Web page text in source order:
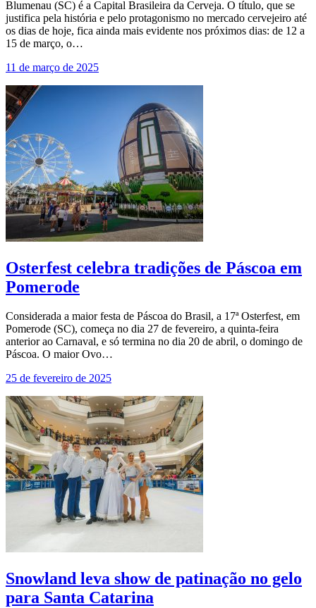
Blumenau (SC) é a Capital Brasileira da Cerveja. O título, que se
justifica pela história e pelo protagonismo no mercado cervejeiro até
os dias de hoje, fica ainda mais evidente nos próximos dias: de 12 a
15 de março, o…
11 de março de 2025
Osterfest celebra tradições de Páscoa em
Pomerode
Considerada a maior festa de Páscoa do Brasil, a 17ª Osterfest, em
Pomerode (SC), começa no dia 27 de fevereiro, a quinta-feira
anterior ao Carnaval, e só termina no dia 20 de abril, o domingo de
Páscoa. O maior Ovo…
25 de fevereiro de 2025
Snowland leva show de patinação no gelo
para Santa Catarina